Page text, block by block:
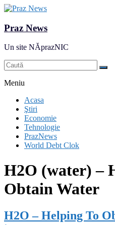
Praz News
Un site NĂprazNIC
Meniu
Acasa
Ştiri
Economie
Tehnologie
PrazNews
World Debt Clok
H2O (water) –
Obtain Water
H2O – Helping To